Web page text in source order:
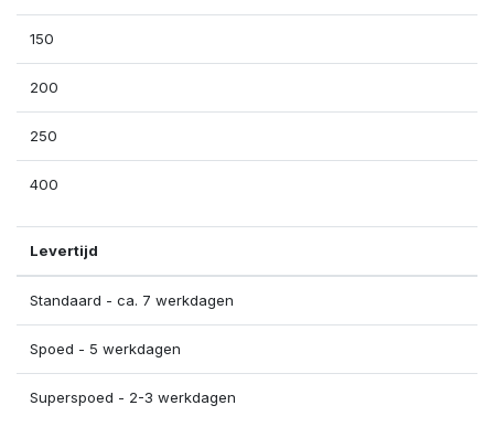
150
200
250
400
Levertijd
Standaard - ca. 7 werkdagen
Spoed - 5 werkdagen
Superspoed - 2-3 werkdagen